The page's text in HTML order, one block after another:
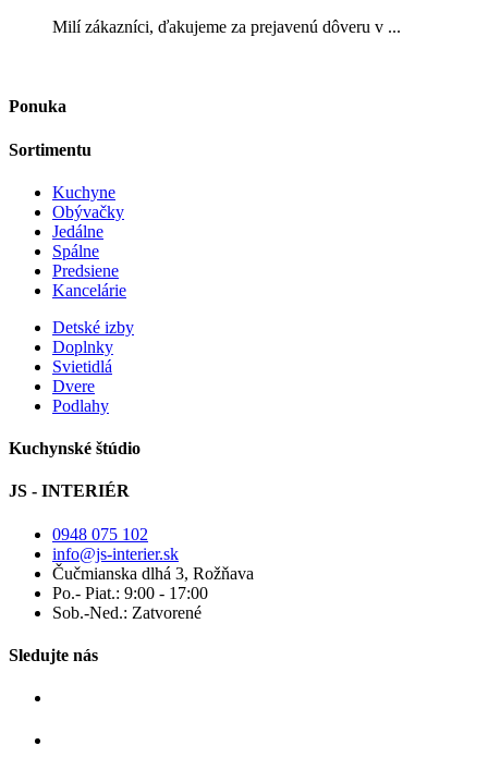
Milí zákazníci, ďakujeme za prejavenú dôveru v ...
Ponuka
Sortimentu
Kuchyne
Obývačky
Jedálne
Spálne
Predsiene
Kancelárie
Detské izby
Doplnky
Svietidlá
Dvere
Podlahy
Kuchynské štúdio
JS - INTERIÉR
0948 075 102
info@js-interier.sk
Čučmianska dlhá 3, Rožňava
Po.- Piat.: 9:00 - 17:00
Sob.-Ned.: Zatvorené
Sledujte nás